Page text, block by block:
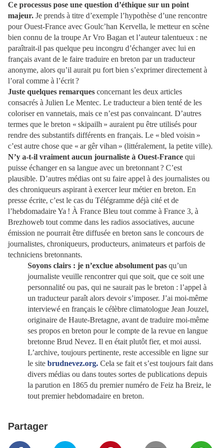
Ce processus pose une question d’éthique sur un point
majeur. Je prends à titre d’exemple l’hypothèse d’une rencontre
pour Ouest-France avec Goulc’han Kervella, le metteur en scène
bien connu de la troupe Ar Vro Bagan et l’auteur talentueux : ne
paraîtrait-il pas quelque peu incongru d’échanger avec lui en
français avant de le faire traduire en breton par un traducteur
anonyme, alors qu’il aurait pu fort bien s’exprimer directement à
l’oral comme à l’écrit ?
Juste quelques remarques concernant les deux articles
consacrés à Julien Le Mentec. Le traducteur a bien tenté de les
coloriser en vannetais, mais ce n’est pas convaincant. D’autres
termes que le breton « skipailh » auraient pu être utilisés pour
rendre des substantifs différents en français. Le « bled voisin »
c’est autre chose que « ar gêr vihan » (littéralement, la petite ville).
N’y a-t-il vraiment aucun journaliste à Ouest-France qui
puisse échanger en sa langue avec un bretonnant ? C’est
plausible. D’autres médias ont su faire appel à des journalistes ou
des chroniqueurs aspirant à exercer leur métier en breton. En
presse écrite, c’est le cas du Télégramme déjà cité et de
l’hebdomadaire Ya ! À France Bleu tout comme à France 3, à
Brezhoweb tout comme dans les radios associatives, aucune
émission ne pourrait être diffusée en breton sans le concours de
journalistes, chroniqueurs, producteurs, animateurs et parfois de
techniciens bretonnants.
Soyons clairs : je n’exclue absolument pas qu’un
journaliste veuille rencontrer qui que soit, que ce soit une
personnalité ou pas, qui ne saurait pas le breton : l’appel à
un traducteur paraît alors devoir s’imposer. J’ai moi-même
interviewé en français le célèbre climatologue Jean Jouzel,
originaire de Haute-Bretagne, avant de traduire moi-même
ses propos en breton pour le compte de la revue en langue
bretonne Brud Nevez. Il en était plutôt fier, et moi aussi.
L’archive, toujours pertinente, reste accessible en ligne sur
le site brudnevez.org. Cela se fait et s’est toujours fait dans
divers médias ou dans toutes sortes de publications depuis
la parution en 1865 du premier numéro de Feiz ha Breiz, le
tout premier hebdomadaire en breton.
Partager